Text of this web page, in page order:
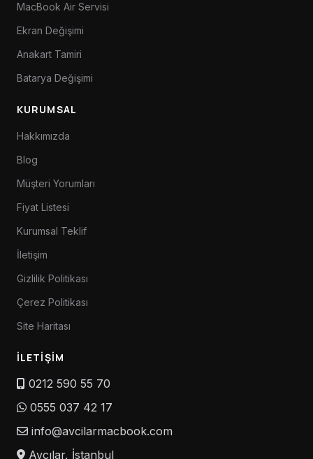
MacBook Air Servisi
Ekran Değişimi
Anakart Tamiri
Batarya Değişimi
KURUMSAL
Hakkımızda
Blog
Müşteri Yorumları
Fiyat Listesi
Kurumsal Teklif
İletişim
Gizlilik Politikası
Çerez Politikası
Site Haritası
İLETIŞIM
0212 590 55 70
0555 037 42 17
info@avcilarmacbook.com
Avcılar, İstanbul